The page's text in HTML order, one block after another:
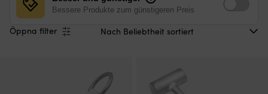
Öppna filter
Bessere Produkte zum günstigeren Preis